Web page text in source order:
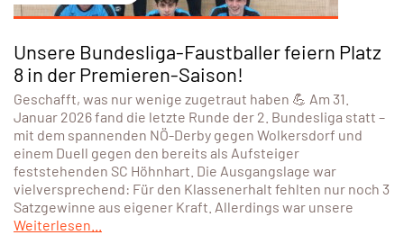
Unsere Bundesliga-Faustballer feiern Platz
8 in der Premieren-Saison!
Geschafft, was nur wenige zugetraut haben 💪 Am 31.
Januar 2026 fand die letzte Runde der 2. Bundesliga statt –
mit dem spannenden NÖ-Derby gegen Wolkersdorf und
einem Duell gegen den bereits als Aufsteiger
feststehenden SC Höhnhart. Die Ausgangslage war
vielversprechend: Für den Klassenerhalt fehlten nur noch 3
Satzgewinne aus eigener Kraft. Allerdings war unsere
Weiterlesen...